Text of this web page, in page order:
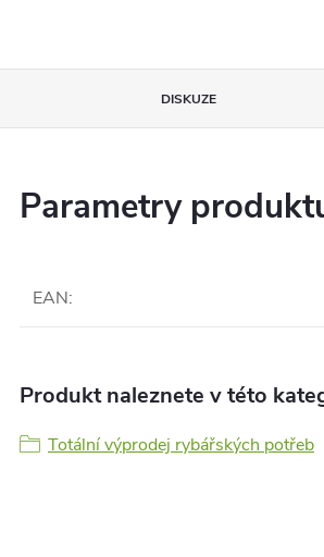
DISKUZE
Parametry
EAN:
Produkt naleznete v této
Totální výprodej rybářských potřeb